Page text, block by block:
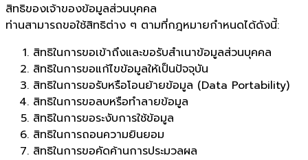
สิทธิของเจ้าของข้อมูลส่วนบุคคล
ท่านสามารถขอใช้สิทธิต่าง ๆ ตามที่กฎหมายกำหนดได้ดังนี้:
สิทธิในการขอเข้าถึงและขอรับสำเนาข้อมูลส่วนบุคคล
สิทธิในการขอแก้ไขข้อมูลให้เป็นปัจจุบัน
สิทธิในการขอรับหรือโอนย้ายข้อมูล (Data Portability)
สิทธิในการขอลบหรือทำลายข้อมูล
สิทธิในการขอระงับการใช้ข้อมูล
สิทธิในการถอนความยินยอม
สิทธิในการขอคัดค้านการประมวลผล